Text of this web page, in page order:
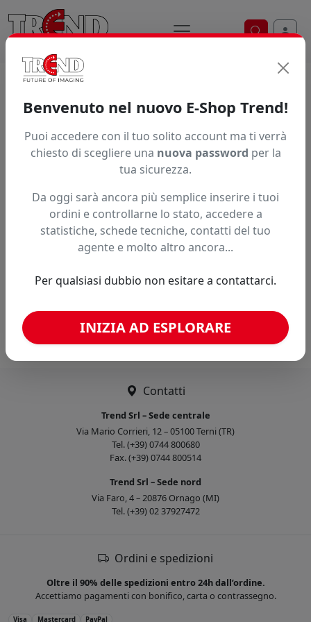
Ricerca
Articolo non trovato.
Hai trovato questo prodotto ad un prezzo più basso?
Fai una segnalazione
Confronta con articoli simili
Caricamento confronto...
Contatti
Trend Srl – Sede centrale
Via Mario Corrieri, 12 – 05100 Terni (TR)
Tel. (+39) 0744 800680
Fax. (+39) 0744 800514
Trend Srl – Sede nord
Via Faro, 4 – 20876 Ornago (MI)
Tel. (+39) 02 37927472
Ordini e spedizioni
Oltre il 90% delle spedizioni entro 24h dall’ordine.
Accettiamo pagamenti con bonifico, carta o contrassegno.
Visa Mastercard PayPal
Benvenuto nel nuovo E-Shop Trend!
Puoi accedere con il tuo solito account ma ti verrà
chiesto di scegliere una nuova password per la
tua sicurezza.
Da oggi sarà ancora più semplice inserire i tuoi
ordini e controllarne lo stato, accedere a
statistiche, schede tecniche, contatti del tuo
agente e molto altro ancora...
Per qualsiasi dubbio non esitare a contattarci.
INIZIA AD ESPLORARE